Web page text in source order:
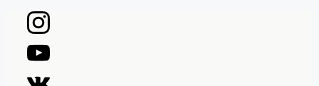
Перейти
содержимому